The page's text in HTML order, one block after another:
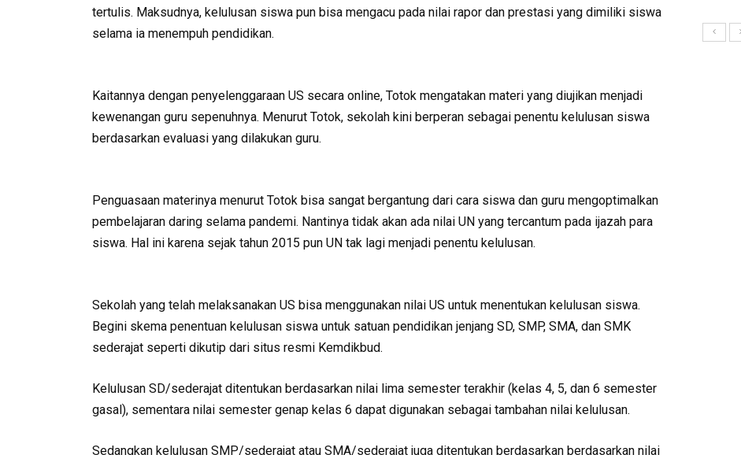
tertulis. Maksudnya, kelulusan siswa pun bisa mengacu pada nilai rapor dan prestasi yang dimiliki siswa
selama ia menempuh pendidikan.
Kaitannya dengan penyelenggaraan US secara online, Totok mengatakan materi yang diujikan menjadi
kewenangan guru sepenuhnya. Menurut Totok, sekolah kini berperan sebagai penentu kelulusan siswa
berdasarkan evaluasi yang dilakukan guru.
Penguasaan materinya menurut Totok bisa sangat bergantung dari cara siswa dan guru mengoptimalkan
pembelajaran daring selama pandemi. Nantinya tidak akan ada nilai UN yang tercantum pada ijazah para
siswa. Hal ini karena sejak tahun 2015 pun UN tak lagi menjadi penentu kelulusan.
Sekolah yang telah melaksanakan US bisa menggunakan nilai US untuk menentukan kelulusan siswa.
Begini skema penentuan kelulusan siswa untuk satuan pendidikan jenjang SD, SMP, SMA, dan SMK
sederajat seperti dikutip dari situs resmi Kemdikbud.
Kelulusan SD/sederajat ditentukan berdasarkan nilai lima semester terakhir (kelas 4, 5, dan 6 semester
gasal), sementara nilai semester genap kelas 6 dapat digunakan sebagai tambahan nilai kelulusan.
Sedangkan kelulusan SMP/sederajat atau SMA/sederajat juga ditentukan berdasarkan berdasarkan nilai